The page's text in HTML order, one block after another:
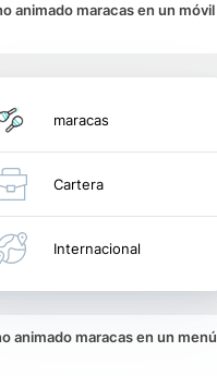
animado maracas en un móvil
maracas
Cartera
Internacional
animado maracas en un menú